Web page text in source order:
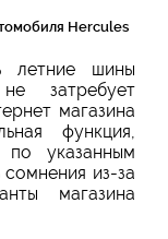
Hercules
летние шины
затребует
магазина
функция,
указанным
из-за
магазина